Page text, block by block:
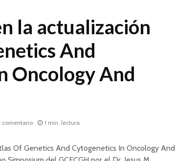
la actualización
And
Oncology And
comentario 1 min. lectura
Of Genetics And Cytogenetics In Oncology And